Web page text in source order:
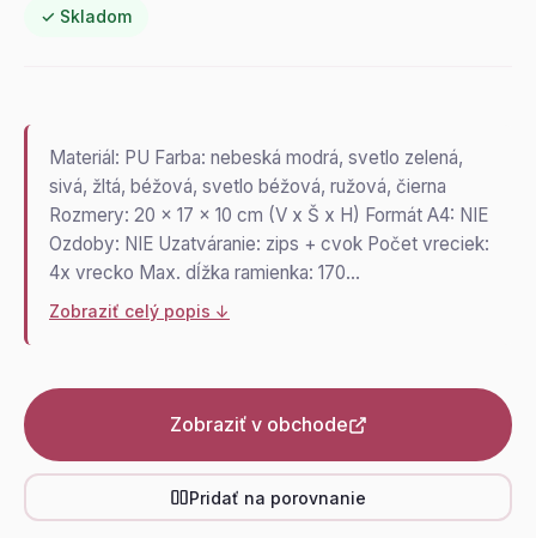
✓ Skladom
Materiál: PU Farba: nebeská modrá, svetlo zelená,
sivá, žltá, béžová, svetlo béžová, ružová, čierna
Rozmery: 20 x 17 x 10 cm (V x Š x H) Formát A4: NIE
Ozdoby: NIE Uzatváranie: zips + cvok Počet vreciek:
4x vrecko Max. dĺžka ramienka: 170…
Zobraziť celý popis ↓
Zobraziť v obchode
Pridať na porovnanie